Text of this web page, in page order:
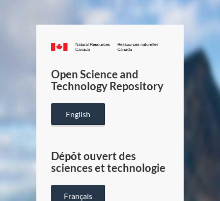
Canada.ca
/
Canada
Open Science and
Technology Repository
English
Dépôt ouvert des
sciences et technologie
Français